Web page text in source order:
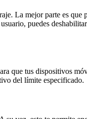
La mejor parte es
puedes
que tus dispositivos
del límite especificado.